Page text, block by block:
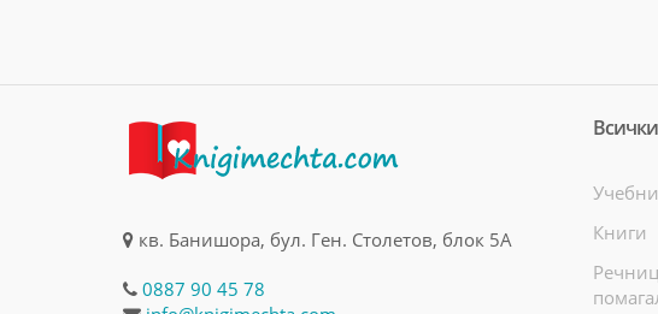
кв. Банишора, бул. Ген. Столетов, блок 5А
0887 90 45 78
Книги